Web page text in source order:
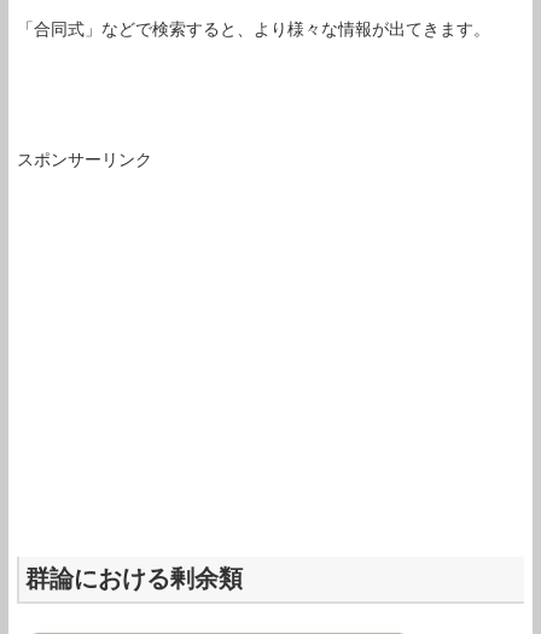
「合同式」などで検索すると、より様々な情報が出てきます。
スポンサーリンク
群論における剰余類